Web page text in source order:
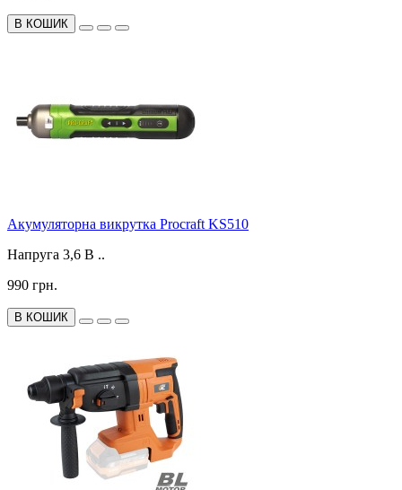
В КОШИК
Акумуляторна викрутка Procraft KS510
Напруга 3,6 В ..
990 грн.
В КОШИК